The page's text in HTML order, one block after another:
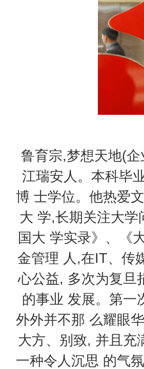
鲁育宗,梦想天地(
江瑞安人。本科毕
博 士学位。他热爱
大 学,长期关注大
国大 学实录》、《
金管理 人,在IT、传
心公益, 多次为复旦
的事业 发展。第一
外外并不那 么耀眼
大方、别致, 并且充
一种令人沉思 的气